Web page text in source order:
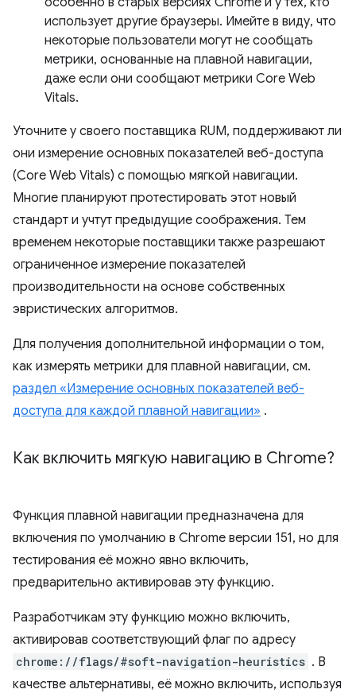
использует другие браузеры. Имейте в виду, что
некоторые пользователи могут не сообщать
метрики, основанные на плавной навигации,
даже если они сообщают метрики Core Web
Vitals.
Уточните у своего поставщика RUM, поддерживают ли
они измерение основных показателей веб-доступа
(Core Web Vitals) с помощью мягкой навигации.
Многие планируют протестировать этот новый
стандарт и учтут предыдущие соображения. Тем
временем некоторые поставщики также разрешают
ограниченное измерение показателей
производительности на основе собственных
эвристических алгоритмов.
Для получения дополнительной информации о том,
как измерять метрики для плавной навигации, см.
раздел «Измерение основных показателей веб-
доступа для каждой плавной навигации» .
Как включить мягкую навигацию в Chrome?
Функция плавной навигации предназначена для
включения по умолчанию в Chrome версии 151, но для
тестирования её можно явно включить,
предварительно активировав эту функцию.
Разработчикам эту функцию можно включить,
активировав соответствующий флаг по адресу
chrome://flags/#soft-navigation-heuristics . В
качестве альтернативы, её можно включить, используя